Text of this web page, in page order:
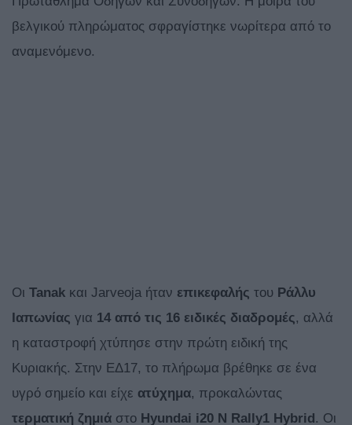
βελγικού πληρώματος σφραγίστηκε νωρίτερα από το
αναμενόμενο.
Οι Tanak και Jarveoja ήταν επικεφαλής του Ράλλυ
Ιαπωνίας για 14 από τις 16 ειδικές διαδρομές, αλλά
η καταστροφή χτύπησε στην πρώτη ειδική της
Κυριακής. Στην ΕΔ17, το πλήρωμα βρέθηκε σε ένα
υγρό σημείο και είχε ατύχημα, προκαλώντας
τερματική ζημιά στο Hyundai i20 N Rally1 Hybrid. Οι